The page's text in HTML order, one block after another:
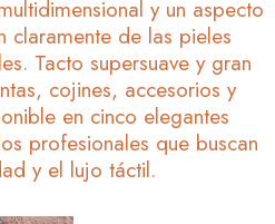
y un aspecto
claramente de las pieles
Tacto supersuave y gran
cojines, accesorios y
en cinco elegantes
profesionales que buscan
y el lujo táctil.